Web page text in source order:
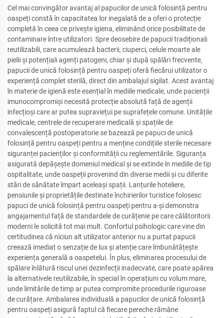
Cel mai convingător avantaj al papucilor de unică folosință pentru
oaspeți constă în capacitatea lor inegalată de a oferi o protecție
completă în ceea ce privește igiena, eliminând orice posibilitate de
contaminare între utilizatori. Spre deosebire de papucii tradiționali
reutilizabili, care acumulează bacterii, ciuperci, celule moarte ale
pielii și potențiali agenți patogeni, chiar și după spălări frecvente,
papucii de unică folosință pentru oaspeți oferă fiecărui utilizator o
experiență complet sterilă, direct din ambalajul sigilat. Acest avantaj
în materie de igienă este esențial în mediile medicale, unde pacienții
imunocompromiși necesită protecție absolută față de agenții
infecțioși care ar putea supraviețui pe suprafețele comune. Unitățile
medicale, centrele de recuperare medicală și spațiile de
convalescență postoperatorie se bazează pe papuci de unică
folosință pentru oaspeți pentru a menține condițiile sterile necesare
siguranței pacienților și conformității cu reglementările. Siguranța
asigurată depășește domeniul medical și se extinde în mediile de tip
ospitalitate, unde oaspeții provenind din diverse medii și cu diferite
stări de sănătate împart aceleași spații. Lanțurile hoteliere,
pensiunile și proprietățile destinate închirierilor turistice folosesc
papuci de unică folosință pentru oaspeți pentru a-și demonstra
angajamentul față de standardele de curățenie pe care călătoritorii
moderni le solicită tot mai mult. Confortul psihologic care vine din
certitudinea că niciun alt utilizator anterior nu a purtat papucii
creează imediat o senzație de lux și atenție care îmbunătățește
experiența generală a oaspetelui. În plus, eliminarea procesului de
spălare înlătură riscul unei dezinfecții inadecvate, care poate apărea
la alternativele reutilizabile, în special în operațiuni cu volum mare,
unde limitările de timp ar putea compromite procedurile riguroase
de curățare. Ambalarea individuală a papucilor de unică folosință
pentru oaspeți asigură faptul că fiecare pereche rămâne